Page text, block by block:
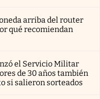
arriba del router
qué recomiendan
el Servicio Militar
de 30 años también
si salieron sorteados